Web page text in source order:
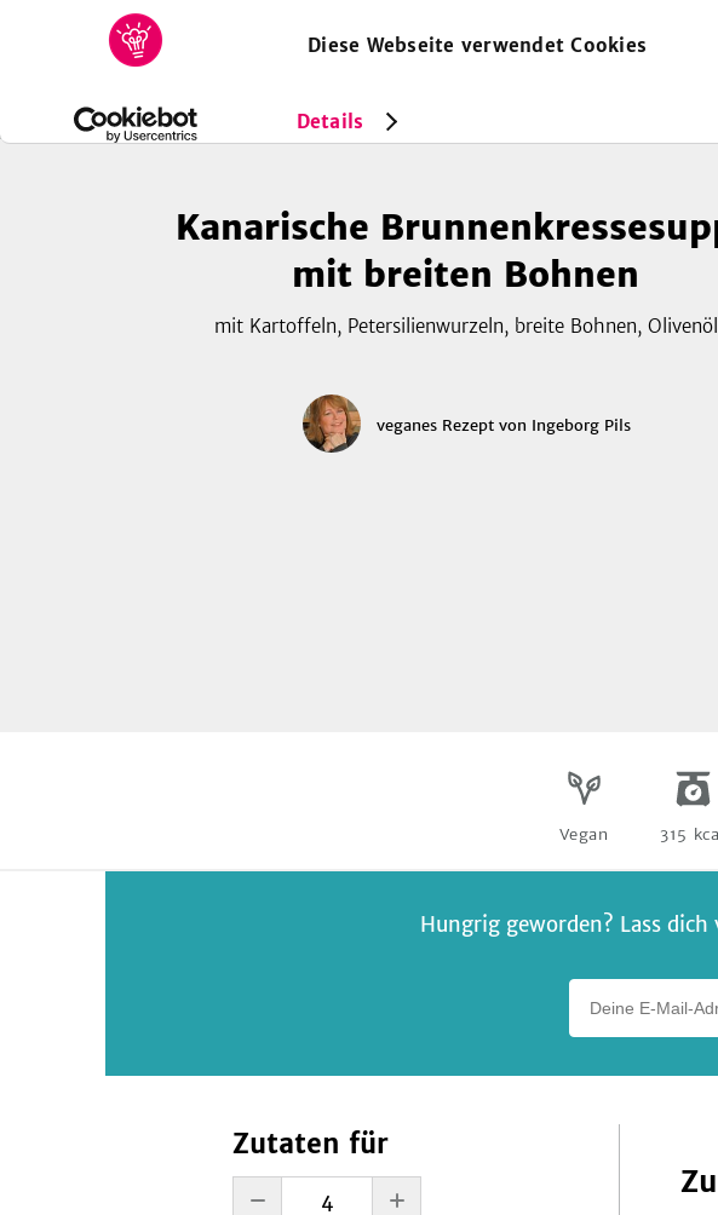
Diese Webseite verwendet Cookies
Details
REZEPTE SAMMLUNGEN MAGAZIN
Rezepte Vegan Kanarische Brunnenkressesuppe mit breiten Bohnen
Kanarische
mit breiten Bohnen
mit Kartoffeln, Petersilienwurzeln, breite Bohnen, Olivenöl
veganes Rezeptvon Ingeborg Pils
Vegan 315
Hungrig geworden? Lass
Zutaten für